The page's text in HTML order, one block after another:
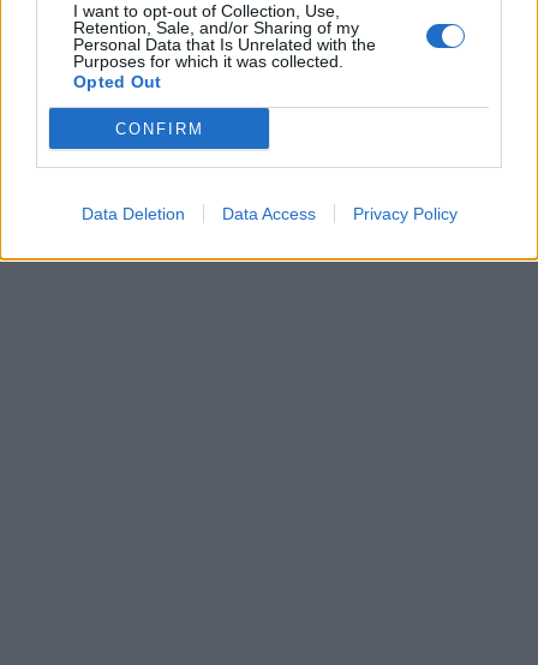
I want to opt-out of Collection, Use,
Retention, Sale, and/or Sharing of my
Personal Data that Is Unrelated with the
Purposes for which it was collected.
Opted Out
CONFIRM
Data Deletion Data Access Privacy Policy